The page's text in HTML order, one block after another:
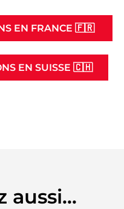
EN FRANCE 🇫🇷
EN SUISSE 🇨🇭
aussi...